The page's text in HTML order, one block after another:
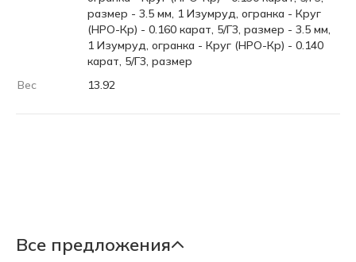
размер - 3.5 мм, 1 Изумруд, огранка - Круг
(НРО-Кр) - 0.160 карат, 5/Г3, размер - 3.5 мм,
1 Изумруд, огранка - Круг (НРО-Кр) - 0.140
карат, 5/Г3, размер
Вес
13.92
Все предложения